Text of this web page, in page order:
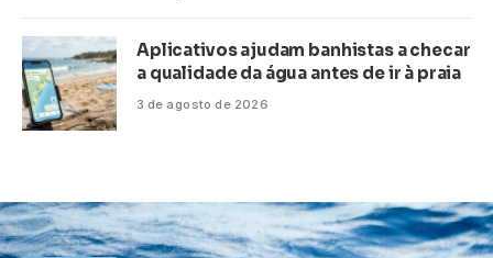
Aplicativos ajudam banhistas a checar
a qualidade da água antes de ir à praia
3 de agosto de 2026